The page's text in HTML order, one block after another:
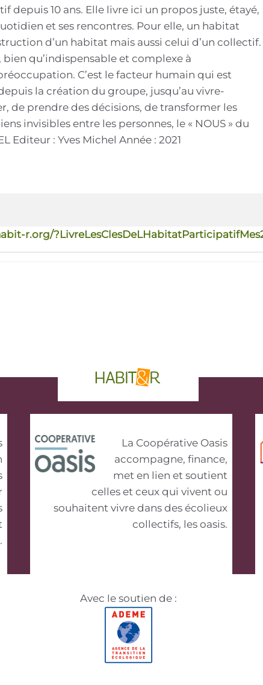
10 ans. Elle livre ici un propos juste, étayé,
et ses rencontres. Pour elle, un habitat
d’un habitat mais aussi celui d’un collectif.
qu’indispensable et complexe à
C’est le facteur humain qui est
la création du groupe, jusqu’au vivre-
de prendre des décisions, de transformer les
invisibles entre les personnes, le « NOUS » du
Editeur : Yves Michel Année : 2021
r.org/
phrase d'accroche
La Coopérative Oasis
accompagne, finance,
met en lien et soutient
celles et ceux qui vivent ou
souhaitent vivre dans des écolieux
collectifs, les oasis.
Avec le soutien de :